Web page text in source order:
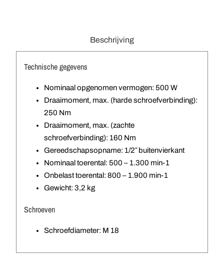
Beschrijving
Technische gegevens
Nominaal opgenomen vermogen: 500 W
Draaimoment, max. (harde schroefverbinding):
250 Nm
Draaimoment, max. (zachte
schroefverbinding): 160 Nm
Gereedschapsopname: 1/2″ buitenvierkant
Nominaal toerental: 500 – 1.300 min-1
Onbelast toerental: 800 – 1.900 min-1
Gewicht: 3,2 kg
Schroeven
Schroefdiameter: M 18